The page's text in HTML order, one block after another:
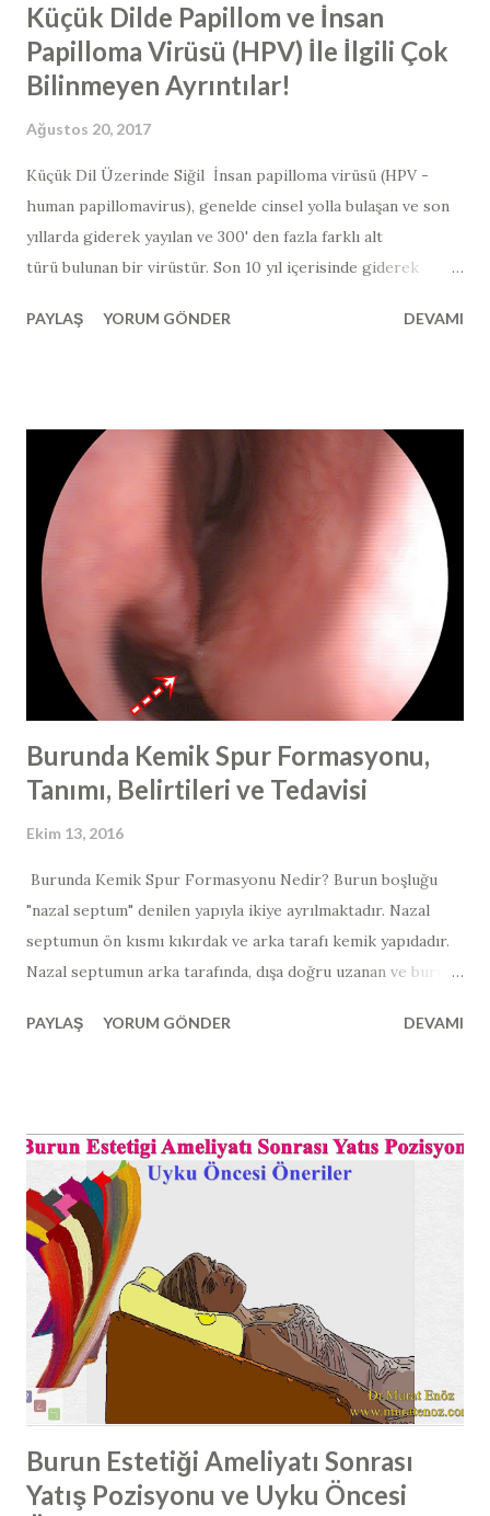
Küçük Dilde Papillom ve İnsan
Papilloma Virüsü (HPV) İle İlgili Çok
Bilinmeyen Ayrıntılar!
Ağustos 20, 2017
Küçük Dil Üzerinde Siğil İnsan papilloma virüsü (HPV -
human papillomavirus​), genelde cinsel yolla bulaşan ve son
yıllarda giderek yayılan ve 300' den fazla farklı alt
türü bulunan bir virüstür. Son 10 yıl içerisinde giderek
grupları "siğil" ya da "papillom" olarak adlandırılan
"olası yüksek riskli" ve "düşük riskli" olarak üç alt gruba
ayrılmaktadır (yüksek riskli tipler >> tip 16, 18, 31, 33, 35, 39,
45), olası yüksek riskli tipler >> tip 26, 53, 66 ve düşük riskli
tipler tip >> 6, 11, 40, 42, 43, 44, 54). Genelde fark edilen
lezyonların çoğu iyi huyludur. Son yıllarda, bu virüsün sadece
cinsel ilişki yolu ile değil; direk mukozal temas yoluyla da
bulaşabildiğinin netlik kazanması...
PAYLAŞ YORUM GÖNDER DEVAMI
Burunda Kemik Spur Formasyonu,
Tanımı, Belirtileri ve Tedavisi
Ekim 13, 2016
Burunda Kemik Spur Formasyonu Nedir? Burun boşluğu
"nazal septum" denilen yapıyla ikiye ayrılmaktadır. Nazal
septumun ön kısmı kıkırdak ve arka tarafı kemik yapıdadır. ​​ ​​ ​
Nazal septumun arka tarafında, dışa doğru uzanan ve burun
spur formasyonu" ismi verilmektedir. Auynı anlamda olan
yapılarda, sadede burun hava yolunda daralma ortaya
çıkmaz; beraberinde bu dikensi çıkıntıların burun etleri ile
teması sonucunda migren ve gerilim ağrıları ile karışabilen
baş ağrıları ortaya çıkabilmektedir. Kemik Spur Formasyonu
Tanısı Nasıl Konulur? Kemik spur tanısı, burun içi
endoskopik muayene ile ya da çekilen paranazal sinus
tomografilerinde kemik spur formasyonunun görülmesi ile
konulabilir. Çoğunlukla, spur burun boşlu...
PAYLAŞ YORUM GÖNDER DEVAMI
Burun Estetiği Ameliyatı Sonrası
Yatış Pozisyonu ve Uyku Öncesi